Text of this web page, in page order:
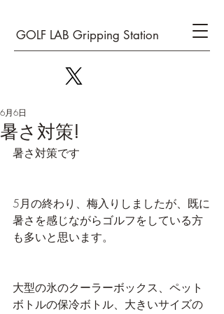
GOLF LAB Gripping Station
暑さ対策!
6月6日
暑さ対策です
5月の終わり、梅入りしましたが、既に
暑さを感じながらゴルフをしている方
も多いと思います。
大型の氷のクーラーボックス、ペット
ボトルの保冷ボトル、大きいサイズの